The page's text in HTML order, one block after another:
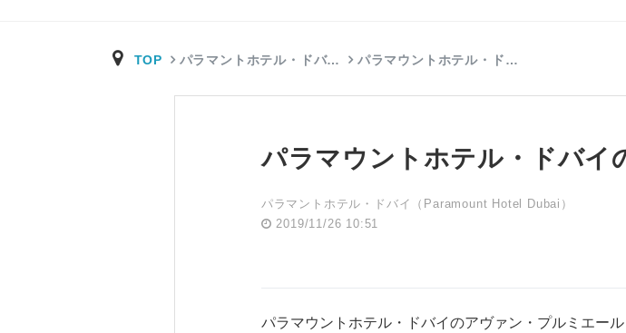
TOP パラマントホテル・ドバ… パラマウントホテル・ド…
パラマウントホテル・ドバイ
パラマントホテル・ドバイ（Paramount Hotel Dubai）
2019/11/26 10:51
パラマウントホテル・ドバイのアヴァン・プルミエール